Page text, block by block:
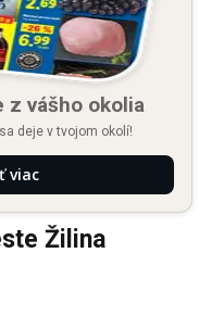
z vášho okolia
deje v tvojom okolí!
viac
Žilina